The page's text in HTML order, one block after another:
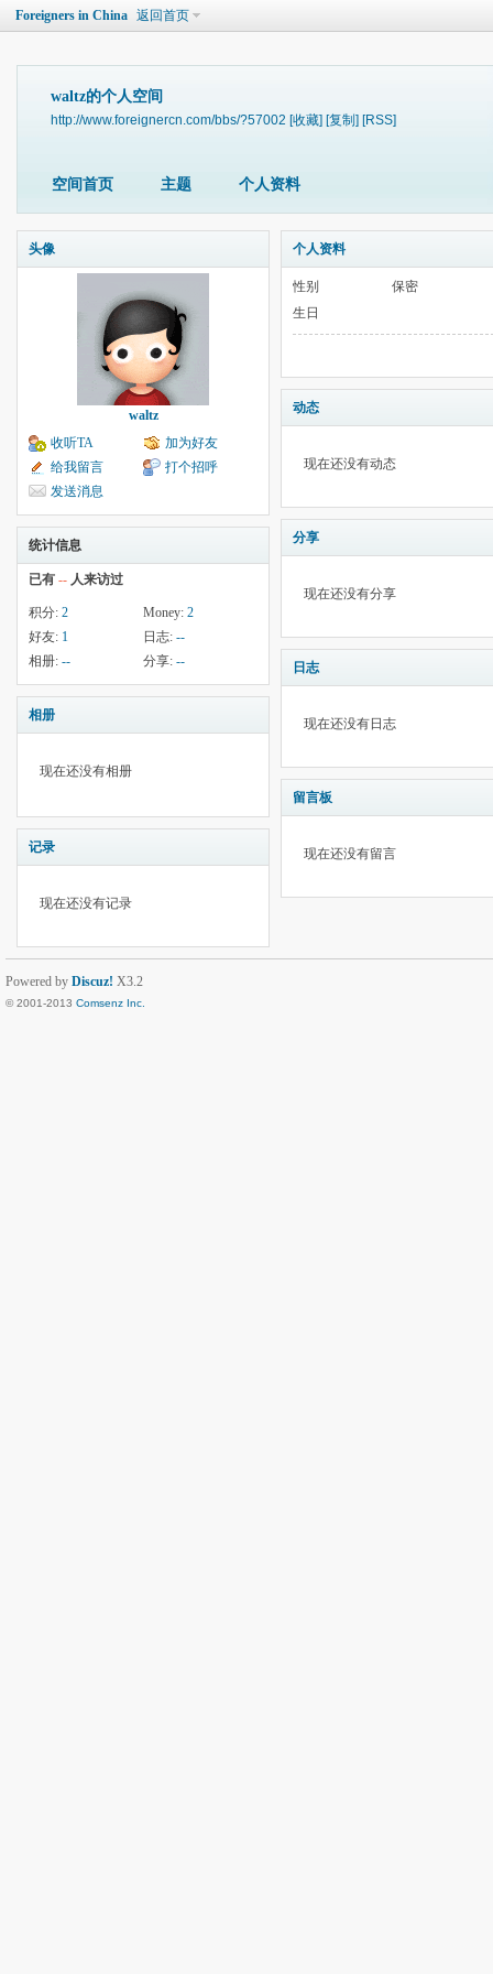
Foreigners in China 返回首页
waltz的个人空间
http://www.foreignercn.com/bbs/?57002 [收藏] [复制] [RSS]
空间首页 主题 个人资料
头像
waltz
收听TA
加为好友
给我留言
打个招呼
发送消息
统计信息
已有 -- 人来访过
积分: 2 Money: 2
好友: 1 日志: --
相册: -- 分享: --
相册
现在还没有相册
记录
现在还没有记录
个人资料
性别
保密
生日
动态
现在还没有动态
分享
现在还没有分享
日志
现在还没有日志
留言板
现在还没有留言
Powered by Discuz! X3.2
© 2001-2013 Comsenz Inc.